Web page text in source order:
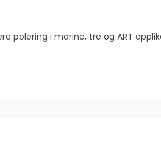
polering i marine, tre og ART